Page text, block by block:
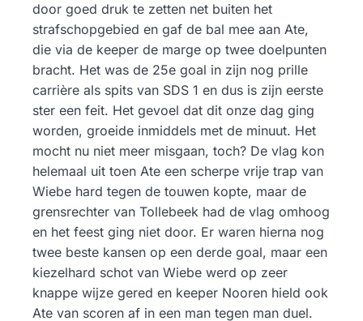
door goed druk te zetten net buiten het
strafschopgebied en gaf de bal mee aan Ate,
die via de keeper de marge op twee doelpunten
bracht. Het was de 25e goal in zijn nog prille
carrière als spits van SDS 1 en dus is zijn eerste
ster een feit. Het gevoel dat dit onze dag ging
worden, groeide inmiddels met de minuut. Het
mocht nu niet meer misgaan, toch? De vlag kon
helemaal uit toen Ate een scherpe vrije trap van
Wiebe hard tegen de touwen kopte, maar de
grensrechter van Tollebeek had de vlag omhoog
en het feest ging niet door. Er waren hierna nog
twee beste kansen op een derde goal, maar een
kiezelhard schot van Wiebe werd op zeer
knappe wijze gered en keeper Nooren hield ook
Ate van scoren af in een man tegen man duel.